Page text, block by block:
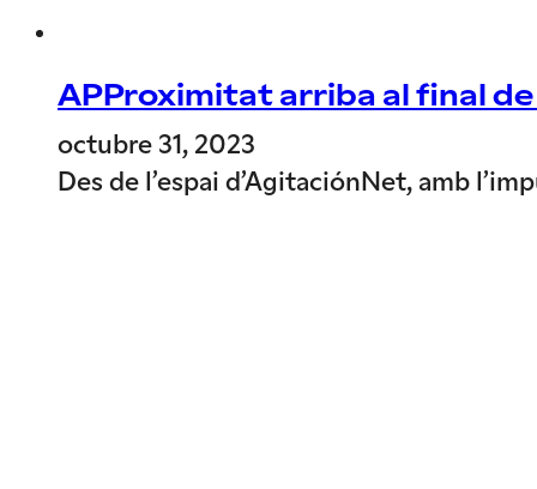
APProximitat arriba al final
octubre 31, 2023
Des de l’espai d’AgitaciónNet, amb